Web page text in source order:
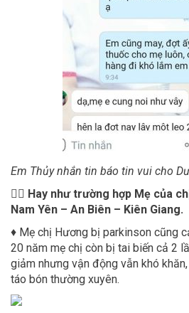
Em Thủy nhắn tin báo tin vui cho
👩‍⚕️ Hay như trường hợp Mẹ của
Nam Yên – An Biên – Kiên Giang.
♦ Mẹ chị Hương bị parkinson cũng
20 năm mẹ chị còn bị tai biến cả 2
giảm nhưng vận động vẫn khó
táo bón thường xuyên.